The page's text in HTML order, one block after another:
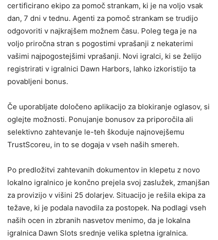
certificirano ekipo za pomoč strankam, ki je na voljo vsak
dan, 7 dni v tednu. Agenti za pomoč strankam se trudijo
odgovoriti v najkrajšem možnem času. Poleg tega je na
voljo priročna stran s pogostimi vprašanji z nekaterimi
vašimi najpogostejšimi vprašanji. Novi igralci, ki se želijo
registrirati v igralnici Dawn Harbors, lahko izkoristijo ta
povabljeni bonus.
Če uporabljate določeno aplikacijo za blokiranje oglasov, si
oglejte možnosti. Ponujanje bonusov za priporočila ali
selektivno zahtevanje le-teh škoduje najnovejšemu
TrustScoreu, in to se dogaja v vseh naših smereh.
Po predložitvi zahtevanih dokumentov in klepetu z novo
lokalno igralnico je končno prejela svoj zaslužek, zmanjšan
za provizijo v višini 25 dolarjev. Situacijo je rešila ekipa za
težave, ki je podala navodila za postopek. Na podlagi vseh
naših ocen in zbranih nasvetov menimo, da je lokalna
igralnica Dawn Slots srednje velika spletna igralnica.